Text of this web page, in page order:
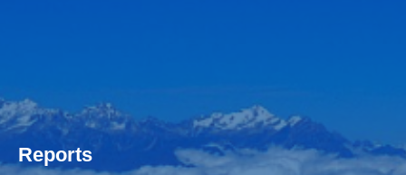
Reports